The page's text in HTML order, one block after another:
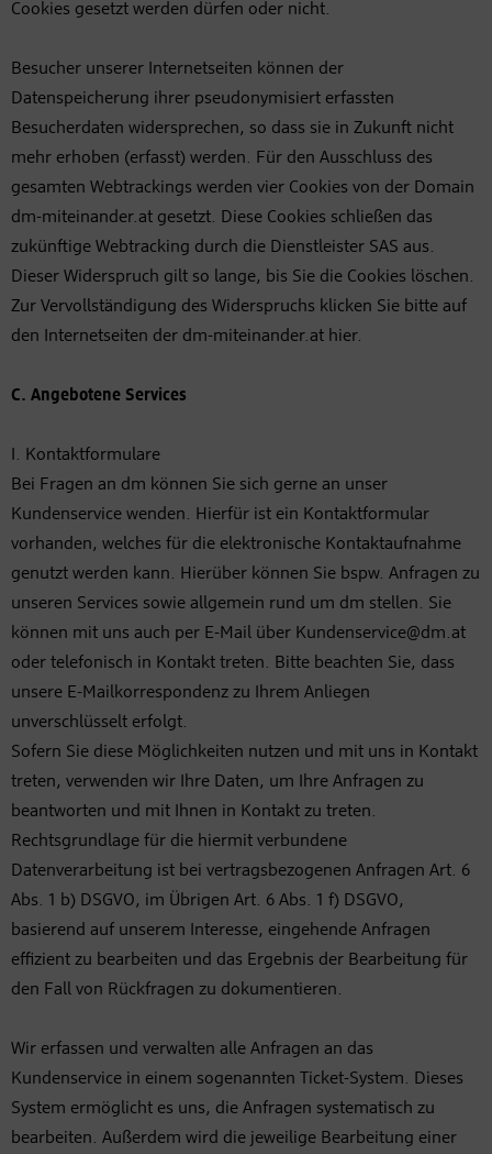
Cookies gesetzt werden dürfen oder nicht.
Besucher unserer Internetseiten können der
Datenspeicherung ihrer pseudonymisiert erfassten
Besucherdaten widersprechen, so dass sie in Zukunft nicht
mehr erhoben (erfasst) werden. Für den Ausschluss des
gesamten Webtrackings werden vier Cookies von der Domain
dm-miteinander.at gesetzt. Diese Cookies schließen das
zukünftige Webtracking durch die Dienstleister SAS aus.
Dieser Widerspruch gilt so lange, bis Sie die Cookies löschen.
Zur Vervollständigung des Widerspruchs klicken Sie bitte auf
den Internetseiten der dm-miteinander.at hier.
C. Angebotene Services
I. Kontaktformulare
Bei Fragen an dm können Sie sich gerne an unser
Kundenservice wenden. Hierfür ist ein Kontaktformular
vorhanden, welches für die elektronische Kontaktaufnahme
genutzt werden kann. Hierüber können Sie bspw. Anfragen zu
unseren Services sowie allgemein rund um dm stellen. Sie
können mit uns auch per E-Mail über Kundenservice@dm.at
oder telefonisch in Kontakt treten. Bitte beachten Sie, dass
unsere E-Mailkorrespondenz zu Ihrem Anliegen
unverschlüsselt erfolgt.
Sofern Sie diese Möglichkeiten nutzen und mit uns in Kontakt
treten, verwenden wir Ihre Daten, um Ihre Anfragen zu
beantworten und mit Ihnen in Kontakt zu treten.
Rechtsgrundlage für die hiermit verbundene
Datenverarbeitung ist bei vertragsbezogenen Anfragen Art. 6
Abs. 1 b) DSGVO, im Übrigen Art. 6 Abs. 1 f) DSGVO,
basierend auf unserem Interesse, eingehende Anfragen
effizient zu bearbeiten und das Ergebnis der Bearbeitung für
den Fall von Rückfragen zu dokumentieren.
Wir erfassen und verwalten alle Anfragen an das
Kundenservice in einem sogenannten Ticket-System. Dieses
System ermöglicht es uns, die Anfragen systematisch zu
bearbeiten. Außerdem wird die jeweilige Bearbeitung einer